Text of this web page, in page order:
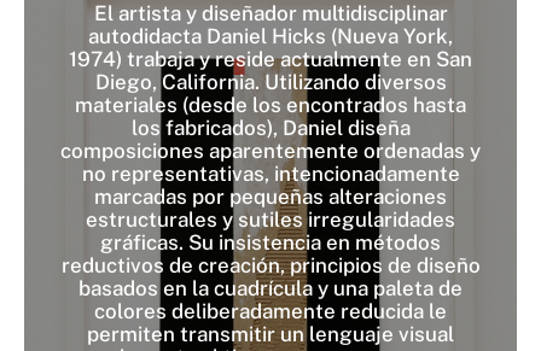
El artista y diseñador multidisciplinar
autodidacta Daniel Hicks (Nueva York,
1974) trabaja y reside actualmente en San
Diego, California. Utilizando diversos
materiales (desde los encontrados hasta
los fabricados), Daniel diseña
composiciones aparentemente ordenadas y
no representativas, intencionadamente
marcadas por pequeñas alteraciones
estructurales y sutiles irregularidades
gráficas. Su insistencia en métodos
reductivos de creación, principios de diseño
basados en la cuadrícula y una paleta de
colores deliberadamente reducida le
permiten transmitir un lenguaje visual